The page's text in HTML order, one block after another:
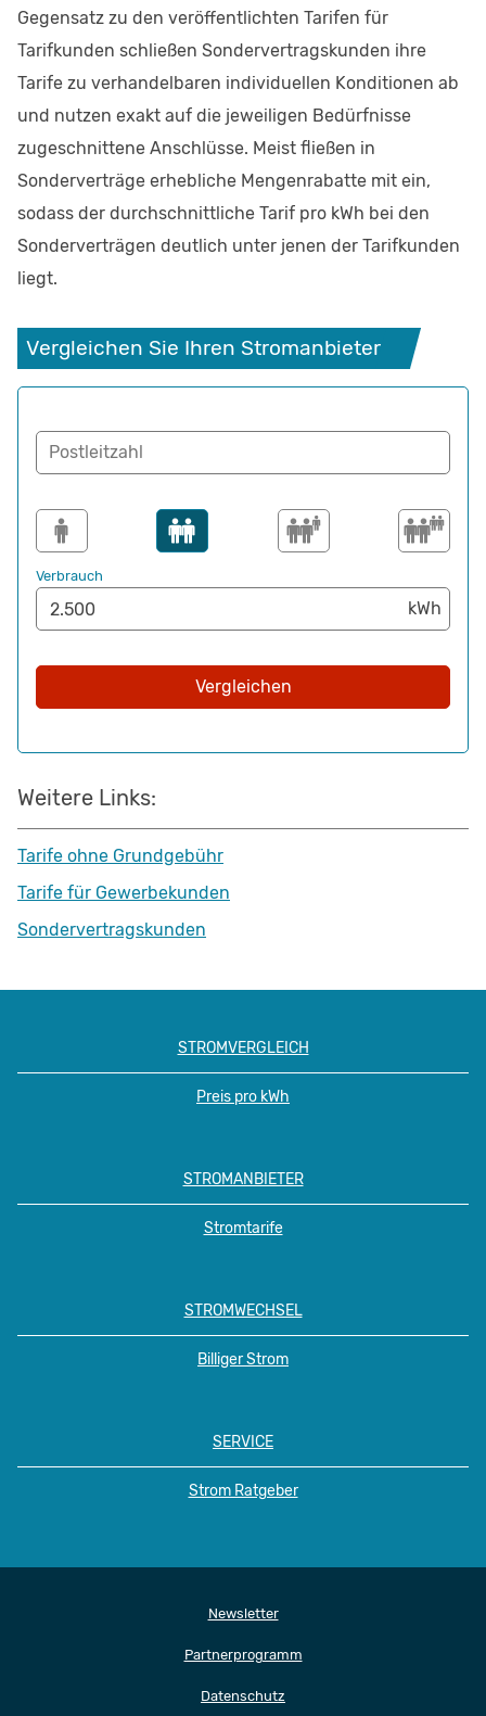
Gegensatz zu den veröffentlichten Tarifen für
Tarifkunden schließen Sondervertragskunden ihre
Tarife zu verhandelbaren individuellen Konditionen ab
und nutzen exakt auf die jeweiligen Bedürfnisse
zugeschnittene Anschlüsse. Meist fließen in
Sonderverträge erhebliche Mengenrabatte mit ein,
sodass der durchschnittliche Tarif pro kWh bei den
Sonderverträgen deutlich unter jenen der Tarifkunden
liegt.
Vergleichen Sie Ihren Stromanbieter
Postleitzahl
Verbrauch
Vergleichen
Weitere Links:
Tarife ohne Grundgebühr
Tarife für Gewerbekunden
Sondervertragskunden
STROMVERGLEICH
Preis pro kWh
STROMANBIETER
Stromtarife
STROMWECHSEL
Billiger Strom
SERVICE
Strom Ratgeber
Newsletter
Partnerprogramm
Datenschutz